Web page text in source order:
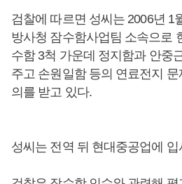
검찰에 따르면 성씨는 2006년 1
방사청 잠수함사업팀 소속으로
수함 3척 가운데 정지함과 안중
주고 손원일함 등의 연료전지
의를 받고 있다.
성씨는 전역 뒤 현대중공업에 입